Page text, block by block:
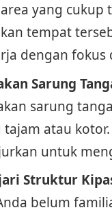
yang
tempat
dengan fokus
Sarung
sarung
tajam atau
untuk
Struktur
belum